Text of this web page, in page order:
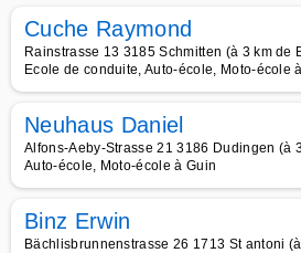
Cuche Raymond
Rainstrasse 13 3185 Schmitten (à 3 km de
Ecole de conduite, Auto-école, Moto-école
Neuhaus Daniel
Alfons-Aeby-Strasse 21 3186 Dudingen (à
Auto-école, Moto-école à Guin
Binz Erwin
Bächlisbrunnenstrasse 26 1713 St antoni